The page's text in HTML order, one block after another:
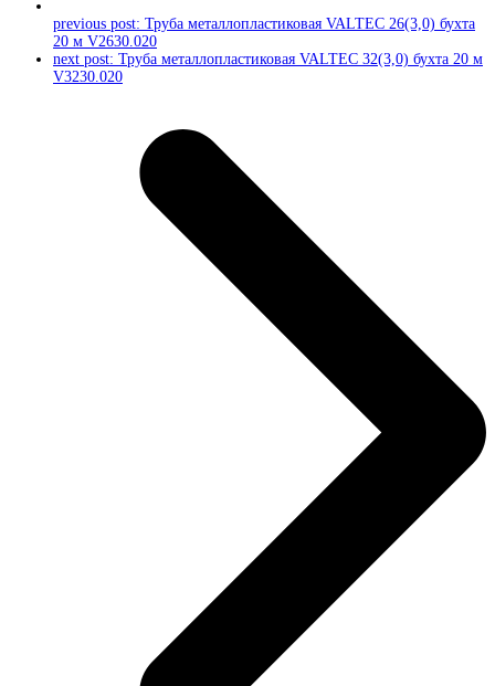
previous post: Труба металлопластиковая VALTEC 26(3,0) бухта
20 м V2630.020
next post: Труба металлопластиковая VALTEC 32(3,0) бухта 20 м
V3230.020